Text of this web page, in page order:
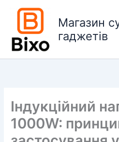
вмісту
Магазин
гаджетів
Індукційний
1000W: